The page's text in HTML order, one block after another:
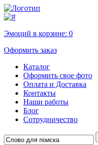
Эмоций в корзине: 0
Оформить заказ
Каталог
Оформить свое фото
Оплата и Доставка
Контакты
Наши работы
Блог
Сотрудничество